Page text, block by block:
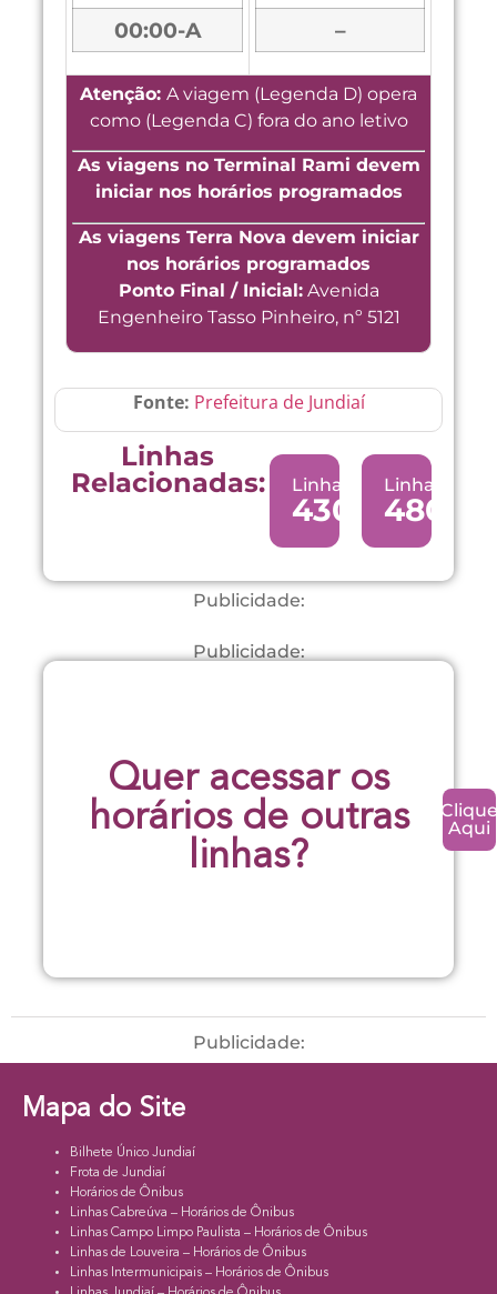
00:00-A
–
Atenção: A viagem (Legenda D) opera
como (Legenda C) fora do ano letivo
As viagens no Terminal Rami devem
iniciar nos horários programados
As viagens Terra Nova devem iniciar
nos horários programados
Ponto Final / Inicial:Avenida
Engenheiro Tasso Pinheiro, nº 5121
Fonte: Prefeitura de Jundiaí
Linhas
Relacionadas:
Linha:
430
Linha:
480
Publicidade:
Publicidade:
Quer acessar os
horários de outras
linhas?
Clique
Aqui
Publicidade:
Mapa do Site
Bilhete Único Jundiaí
Frota de Jundiaí
Horários de Ônibus
Linhas Cabreúva – Horários de Ônibus
Linhas Campo Limpo Paulista – Horários de Ônibus
Linhas de Louveira – Horários de Ônibus
Linhas Intermunicipais – Horários de Ônibus